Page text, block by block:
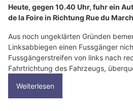
Heute, gegen 10.40 Uhr, fuhr ein
de la Foire in Richtung Rue du
Aus noch ungeklärten Gründen
Linksabbiegen einen Fussgänger
Fussgängerstreifen von links nach
Fahrtrichtung des Fahrzeugs,
Weiterlesen